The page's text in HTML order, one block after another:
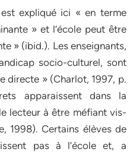
est expliqué ici « en terme
» et l’école peut être
» (ibid.). Les enseignants,
socio-culturel, sont
directe » (Charlot, 1997, p.
apparaissent dans la
lecteur à être méfiant vis-
1998). Certains élèves de
pas à l’école et, a